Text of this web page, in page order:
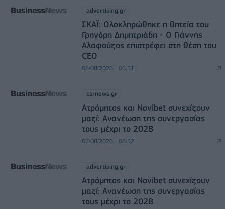
advertising.gr
ΣΚΑΪ: Ολοκληρώθηκε η θητεία του
Γρηγόρη Δημητριάδη - Ο Γιάννης
Αλαφούζος επιστρέφει στη θέση του
CEO
08/08/2026 - 06:51
csrnews.gr
Ατρόμητος και Novibet συνεχίζουν
μαζί: Ανανέωση της συνεργασίας
τους μέχρι το 2028
07/08/2026 - 08:52
advertising.gr
Ατρόμητος και Novibet συνεχίζουν
μαζί: Ανανέωση της συνεργασίας
τους μέχρι το 2028